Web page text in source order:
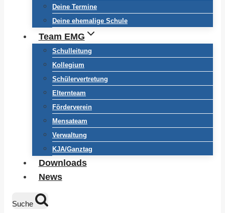
Deine Termine
Deine ehemalige Schule
Team EMG
Schulleitung
Kollegium
Schülervertretung
Elternteam
Förderverein
Mensateam
Verwaltung
KJA/Ganztag
Downloads
News
Suche